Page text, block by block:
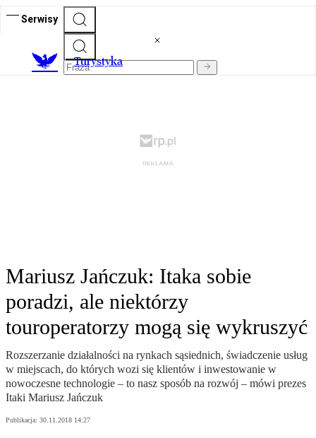
Serwisy
Turystyka
Mariusz Jańczuk: Itaka sobie
poradzi, ale niektórzy
touroperatorzy mogą się wykruszyć
Rozszerzanie działalności na rynkach sąsiednich, świadczenie usług
w miejscach, do których wozi się klientów i inwestowanie w
nowoczesne technologie – to nasz sposób na rozwój – mówi prezes
Itaki Mariusz Jańczuk
Publikacja: 30.11.2018 14:27